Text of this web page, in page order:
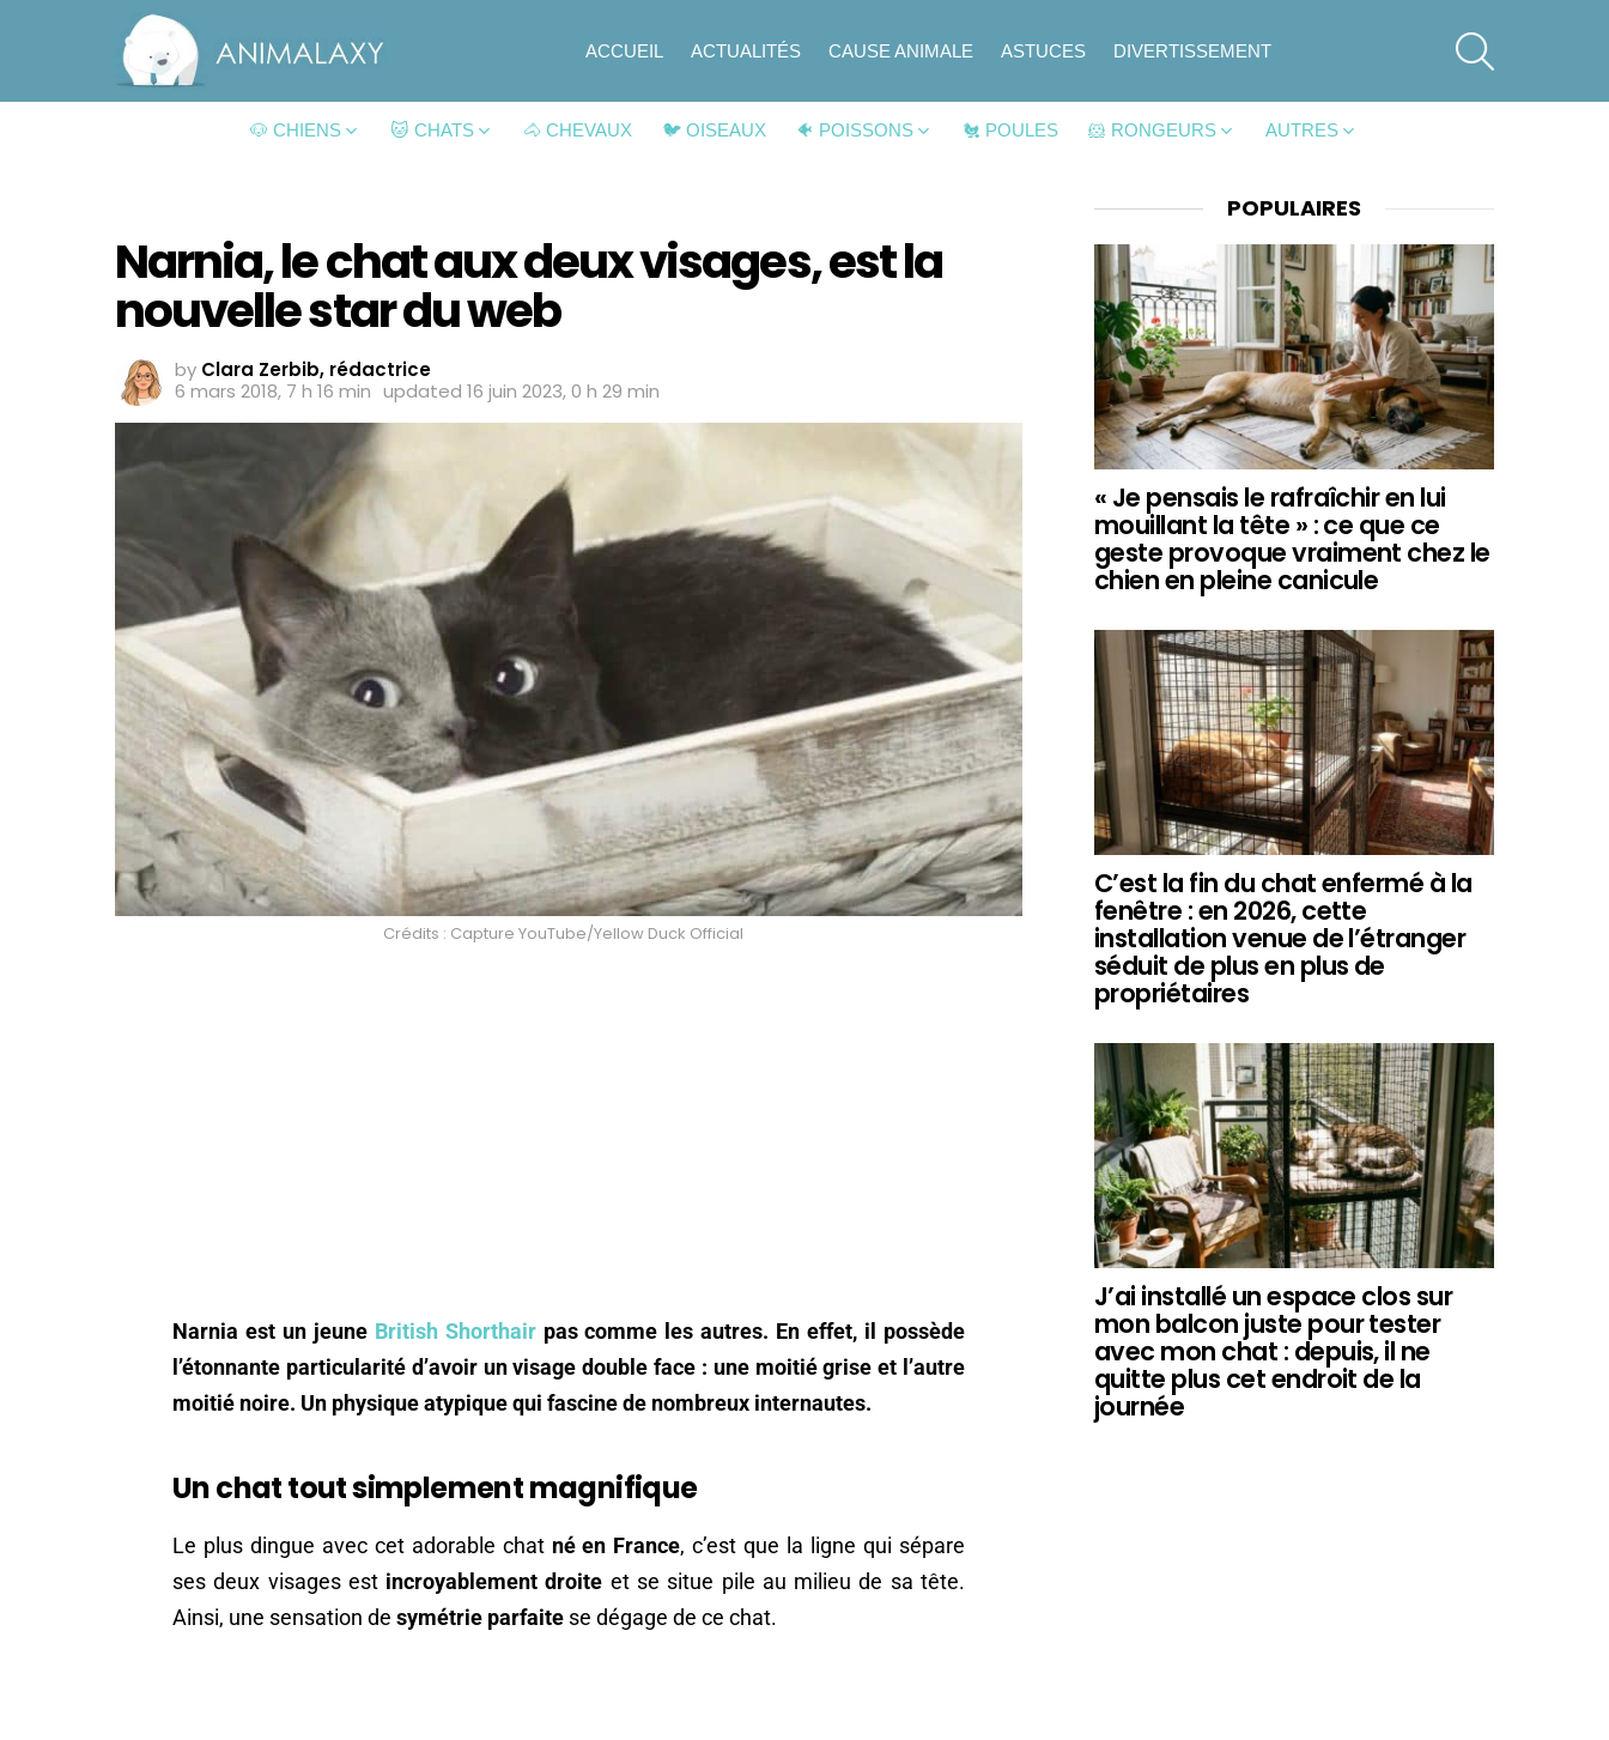
ACCUEIL ACTUALITÉS CAUSE ANIMALE ASTUCES DIVERTISSEMENT
🐶 CHIENS 🐱 CHATS 🐴 CHEVAUX 🐦 OISEAUX 🐠 POISSONS 🐔 POULES 🐹 RONGEURS AUTRES
Narnia, le chat aux deux visages, est la
nouvelle star du web
by Clara Zerbib, rédactrice
6 mars 2018, 7 h 16 min updated 16 juin 2023, 0 h 29 min
Crédits : Capture YouTube/Yellow Duck Official
Narnia est un jeune British Shorthairpas comme les autres. En effet, il possède
l’étonnante particularité d’avoir un visage double face : une moitié grise et l’autre
moitié noire. Un physique atypique qui fascine de nombreux internautes.
Un chat tout simplement magnifique
Le plus dingue avec cet adorable chat né en France, c’est que la ligne qui sépare
ses deux visages estincroyablement droite et se situe pile au milieu de sa tête.
Ainsi, une sensation de symétrie parfaite se dégage de ce chat.
POPULAIRES
« Je pensais le rafraîchir en lui
mouillant la tête » : ce que ce
geste provoque vraiment chez le
chien en pleine canicule
C’est la fin du chat enfermé à la
fenêtre : en 2026, cette
installation venue de l’étranger
séduit de plus en plus de
propriétaires
J’ai installé un espace clos sur
mon balcon juste pour tester
avec mon chat : depuis, il ne
quitte plus cet endroit de la
journée